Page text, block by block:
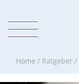
Home / Ratgeber /